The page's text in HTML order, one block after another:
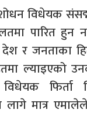
विधेयक
पारित हुन
र जनताका
ल्याइएको
फिर्ता
लागे मात्र